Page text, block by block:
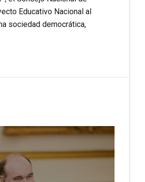
Educativo Nacional al
sociedad democrática,